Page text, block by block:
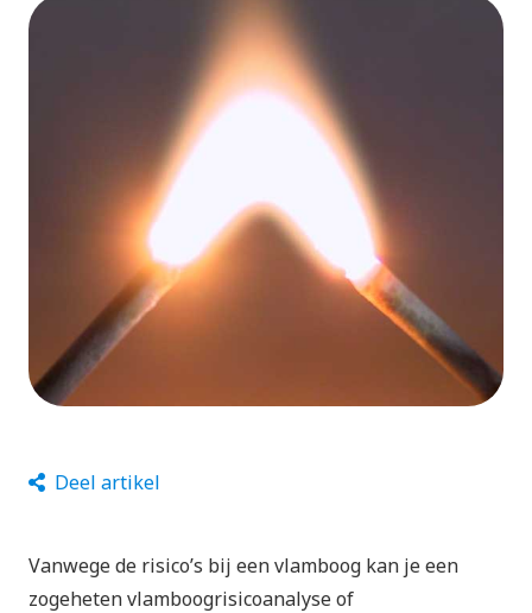
Deel artikel
Vanwege de risico’s bij een vlamboog kan je een
zogeheten vlamboogrisicoanalyse of